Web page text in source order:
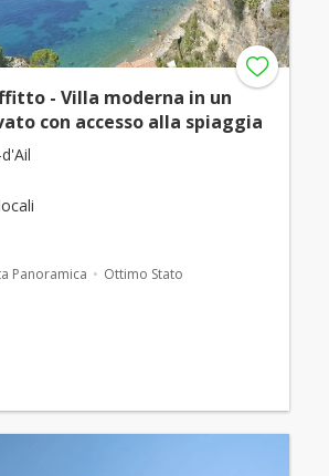
- Villa moderna in un
con accesso alla spiaggia
Panoramica Ottimo Stato